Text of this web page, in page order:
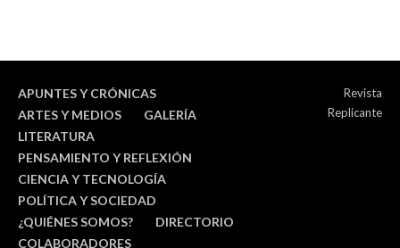
APUNTES Y CRÓNICAS
ARTES Y MEDIOS
GALERÍA
LITERATURA
PENSAMIENTO Y REFLEXIÓN
CIENCIA Y TECNOLOGÍA
POLÍTICA Y SOCIEDAD
¿QUIÉNES SOMOS?
DIRECTORIO
COLABORADORES
Revista
Replicante